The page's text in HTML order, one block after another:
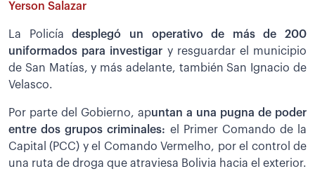
Yerson Salazar
La Policíadesplegó un operativo de más de 200
uniformados para investigar y resguardar el municipio
de San Matías, y más adelante, también San Ignacio de
Velasco.
Por parte del Gobierno, apuntan a una pugna de poder
entre dos grupos criminales: el Primer Comando de la
Capital (PCC) y el Comando Vermelho, por el control de
una ruta de droga que atraviesa Bolivia hacia el exterior.